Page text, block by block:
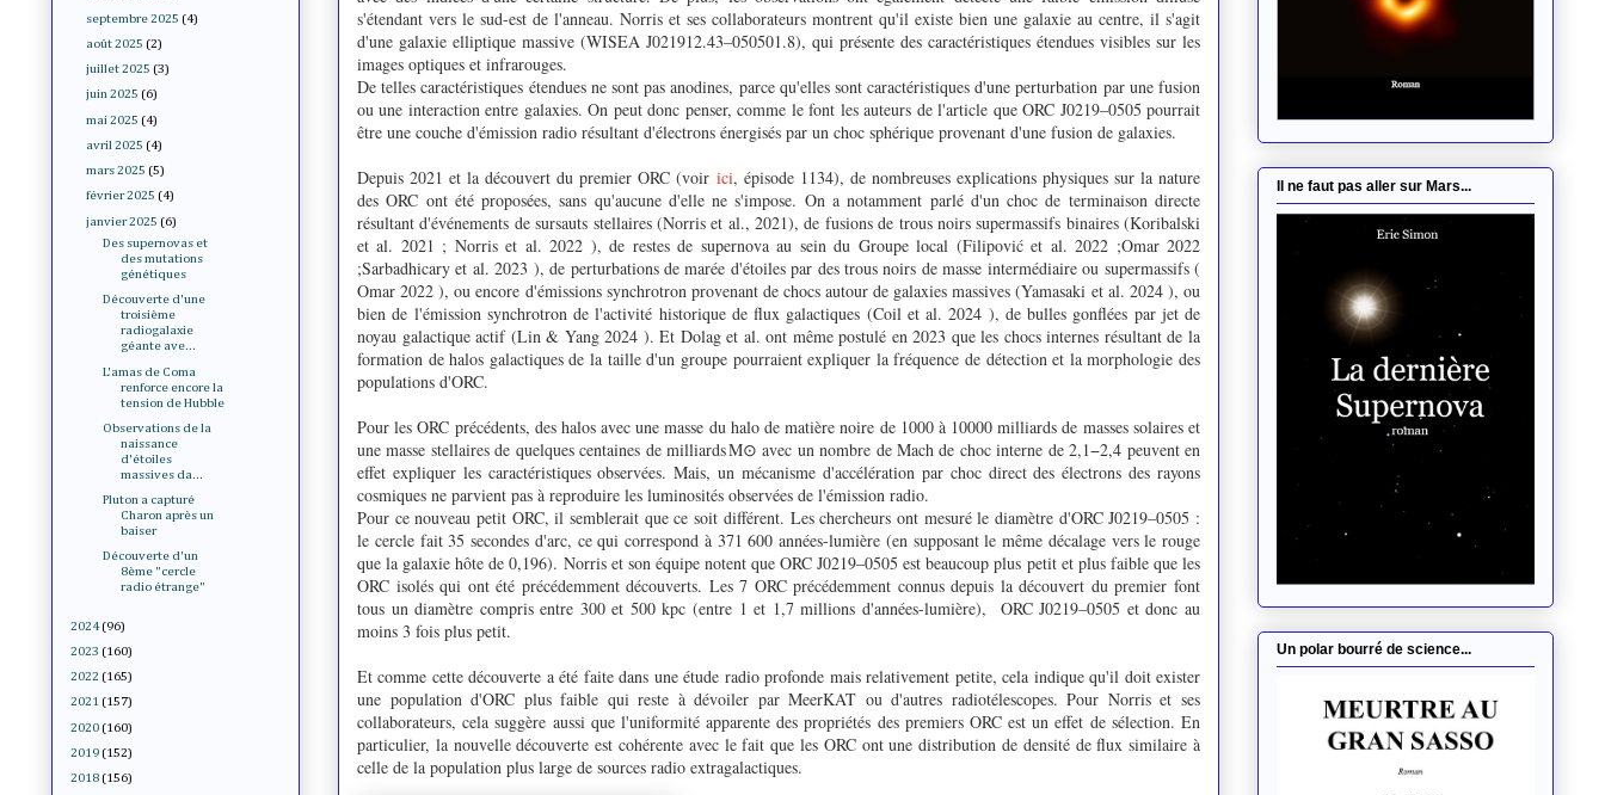
s'étendant vers le sud-est de l'anneau. Norris et ses collaborateurs montrent qu'il existe bien une galaxie au centre, il s'agit
d'une galaxie elliptique massive (WISEA J021912.43–050501.8), qui présente des caractéristiques étendues visibles sur les
images optiques et infrarouges.
De telles caractéristiques étendues ne sont pas anodines, parce qu'elles sont caractéristiques d'une perturbation par une fusion
ou une interaction entre galaxies. On peut donc penser, comme le font les auteurs de l'article que ORC J0219–0505 pourrait
être une couche d'émission radio résultant d'électrons énergisés par un choc sphérique provenant d'une fusion de galaxies.
Depuis 2021 et la découvert du premier ORC (voir ici, épisode 1134), de nombreuses explications physiques sur la nature
des ORC ont été proposées, sans qu'aucune d'elle ne s'impose. On a notamment parlé d'un choc de terminaison directe
résultant d'événements de sursauts stellaires (Norris et al., 2021), de fusions de trous noirs supermassifs binaires (Koribalski
et al. 2021 ; Norris et al. 2022 ), de restes de supernova au sein du Groupe local (Filipović et al. 2022 ;Omar 2022
;Sarbadhicary et al. 2023 ), de perturbations de marée d'étoiles par des trous noirs de masse intermédiaire ou supermassifs (
Omar 2022 ), ou encore d'émissions synchrotron provenant de chocs autour de galaxies massives (Yamasaki et al. 2024 ), ou
bien de l'émission synchrotron de l'activité historique de flux galactiques (Coil et al. 2024 ), de bulles gonflées par jet de
noyau galactique actif (Lin & Yang 2024 ). Et Dolag et al. ont même postulé en 2023 que les chocs internes résultant de la
formation de halos galactiques de la taille d'un groupe pourraient expliquer la fréquence de détection et la morphologie des
populations d'ORC.
Pour les ORC précédents, des halos avec une masse du halo de matière noire de 1000 à 10000 milliards de masses solaires et
une masse stellaires de quelques centaines de milliards M⊙ avec un nombre de Mach de choc interne de 2,1−2,4 peuvent en
effet expliquer les caractéristiques observées. Mais, un mécanisme d'accélération par choc direct des électrons des rayons
cosmiques ne parvient pas à reproduire les luminosités observées de l'émission radio.
Pour ce nouveau petit ORC, il semblerait que ce soit différent. Les chercheurs ont mesuré le diamètre d'ORC J0219–0505 :
le cercle fait 35 secondes d'arc, ce qui correspond à 371 600 années-lumière (en supposant le même décalage vers le rouge
que la galaxie hôte de 0,196). Norris et son équipe notent que ORC J0219–0505 est beaucoup plus petit et plus faible que les
ORC isolés qui ont été précédemment découverts. Les 7 ORC précédemment connus depuis la découvert du premier font
tous un diamètre compris entre 300 et 500 kpc (entre 1 et 1,7 millions d'années-lumière), ORC J0219–0505 et donc au
moins 3 fois plus petit.
Et comme cette découverte a été faite dans une étude radio profonde mais relativement petite, cela indique qu'il doit exister
une population d'ORC plus faible qui reste à dévoiler par MeerKAT ou d'autres radiotélescopes. Pour Norris et ses
collaborateurs, cela suggère aussi que l'uniformité apparente des propriétés des premiers ORC est un effet de sélection. En
particulier, la nouvelle découverte est cohérente avec le fait que les ORC ont une distribution de densité de flux similaire à
celle de la population plus large de sources radio extragalactiques.
septembre 2025 (4)
août 2025 (2)
juillet 2025 (3)
juin 2025 (6)
mai 2025 (4)
avril 2025 (4)
mars 2025 (5)
février 2025 (4)
janvier 2025 (6)
Des supernovas et
des mutations
génétiques
Découverte d'une
troisième
radiogalaxie
géante ave...
L'amas de Coma
renforce encore la
tension de Hubble
Observations de la
naissance
d'étoiles
massives da...
Pluton a capturé
Charon après un
baiser
Découverte d'un
8ème "cercle
radio étrange"
2024 (96)
2023 (160)
2022 (165)
2021 (157)
2020 (160)
2019 (152)
2018 (156)
Il ne faut pas aller sur Mars...
Un polar bourré de science...